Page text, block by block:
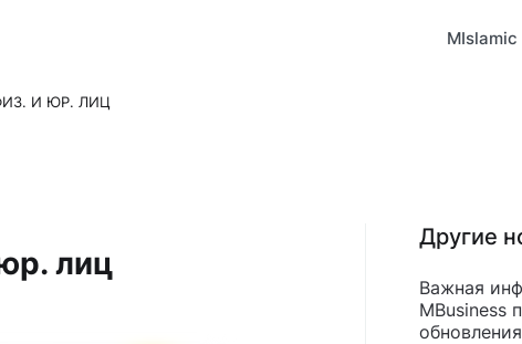
MIslamic
И ЮР. ЛИЦ
лиц
Другие
Важная
MBusiness
обновления